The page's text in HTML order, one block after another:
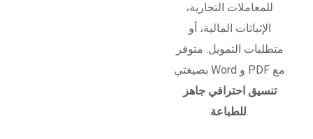
للمعاملات التجارية،
الإثباتات المالية، أو
متطلبات التمويل. متوفر
بصيغتي Word و PDF مع
تنسيق احترافي جاهز
للطباعة.